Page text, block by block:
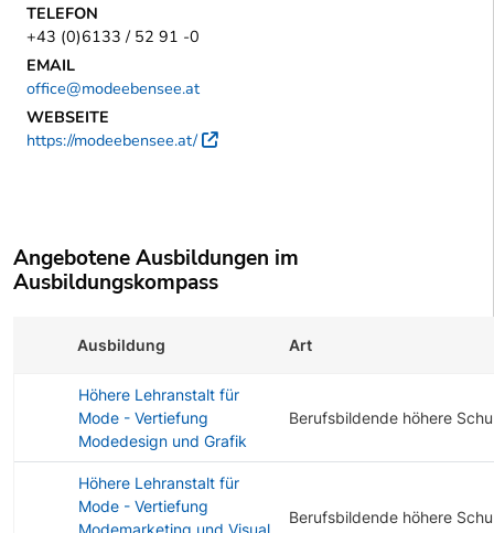
TELEFON
+43 (0)6133 / 52 91 -0
EMAIL
office@modeebensee.at
WEBSEITE
https://modeebensee.at/
Externer Link
Angebotene Ausbildungen im
Ausbildungskompass
Ausbildung Art
Höhere Lehranstalt für
Mode - Vertiefung
Modedesign und Grafik
Berufsbildende höhere
Höhere Lehranstalt für
Mode - Vertiefung
Modemarketing und Visual
Berufsbildende höhere